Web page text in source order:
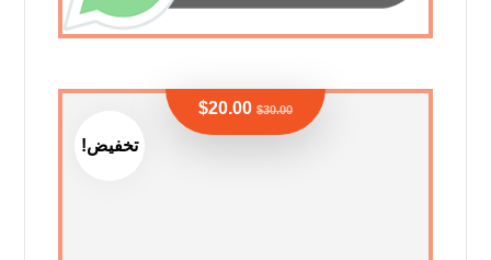
تخفيض!
$30.00
$20.00